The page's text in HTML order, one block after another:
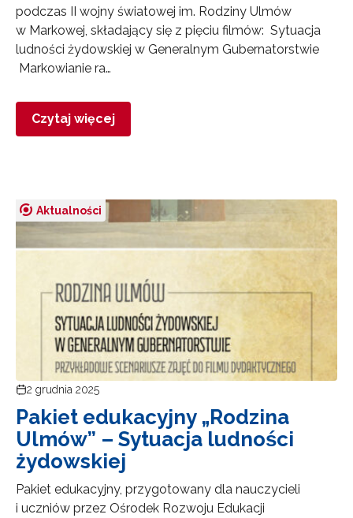
podczas II wojny światowej im. Rodziny Ulmów
w Markowej, składający się z pięciu filmów: Sytuacja
ludności żydowskiej w Generalnym Gubernatorstwie
Markowianie ra…
Czytaj więcej
Aktualności
2 grudnia 2025
Pakiet edukacyjny „Rodzina
Ulmów” – Sytuacja ludności
żydowskiej
Pakiet edukacyjny, przygotowany dla nauczycieli
i uczniów przez Ośrodek Rozwoju Edukacji